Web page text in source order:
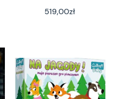
519,00zł